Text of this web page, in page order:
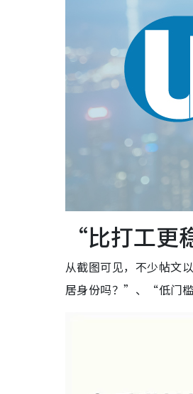
“比打工更
从截图可见，不少帖文
居身份吗？”、“低门